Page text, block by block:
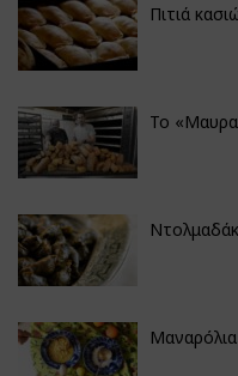
Πιτιά
Το